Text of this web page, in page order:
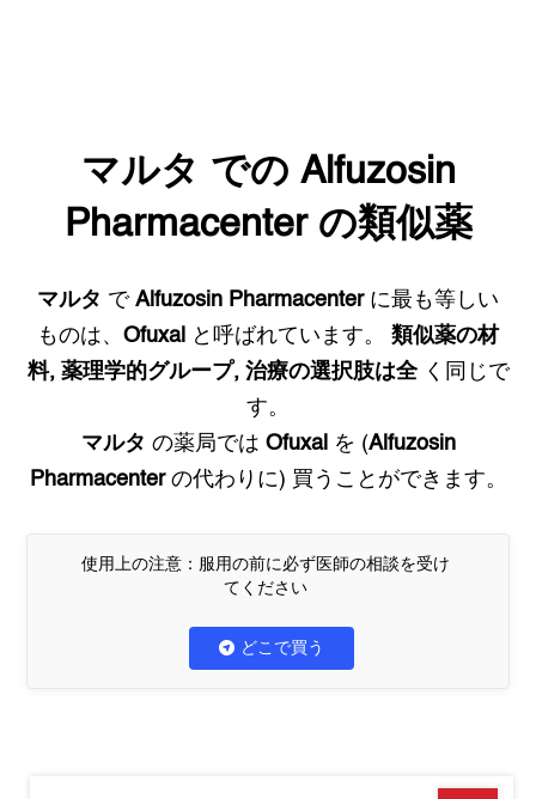
マルタ での Alfuzosin
Pharmacenterの類似薬
マルタ で Alfuzosin Pharmacenterに最も等しい
ものは、 Ofuxal と呼ばれています。
類似薬の材
料, 薬理学的グループ, 治療の選択肢は全 く同じで
す。
マルタ の薬局では Ofuxal を (Alfuzosin
Pharmacenterの代わりに) 買うことができます。
使用上の注意：服用の前に必ず医師の相談を受け
てください
どこで買う